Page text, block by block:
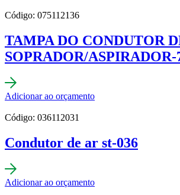
Código: 075112136
TAMPA DO CONDUTOR
SOPRADOR/ASPIRADOR-
Adicionar ao orçamento
Código: 036112031
Condutor de ar st-036
Adicionar ao orçamento